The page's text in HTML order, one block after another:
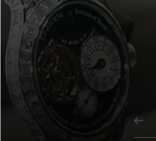
SERVICE
SERVICE CLIENT
LE RESTAURANT
VENTES AUX ENCHÈRES
CONCOURS